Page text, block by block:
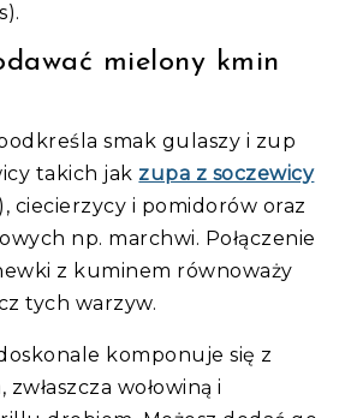
mielony kmin
smak gulaszy i zup
takich jak zupa z soczewicy
ciecierzycy i pomidorów oraz
np. marchwi. Połączenie
z kuminem równoważy
tych warzyw.
komponuje się z
wołowiną i